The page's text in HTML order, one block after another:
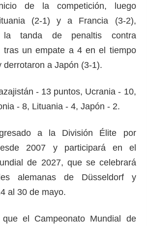
de la competición, luego
(2-1) y a Francia (3-2),
la tanda de penaltis contra
tras un empate a 4 en el tiempo
derrotaron a Japón (3-1).
- 13 puntos, Ucrania - 10,
- 8, Lituania - 4, Japón - 2.
a la División Élite por
2007 y participará en el
de 2027, que se celebrará
alemanas de Düsseldorf y
al 30 de mayo.
el Campeonato Mundial de